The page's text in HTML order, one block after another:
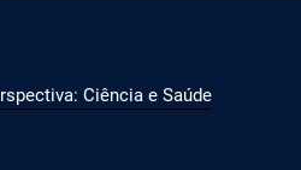
Ciência e Saúde